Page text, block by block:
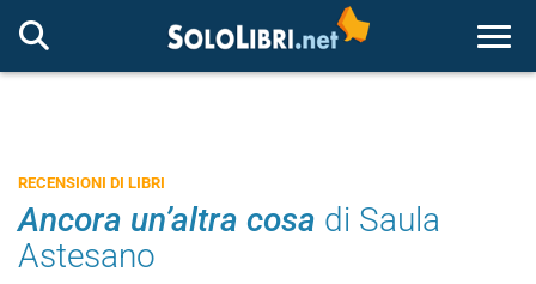
RECENSIONI DI LIBRI
Ancora un’altra cosa di Saula
Astesano